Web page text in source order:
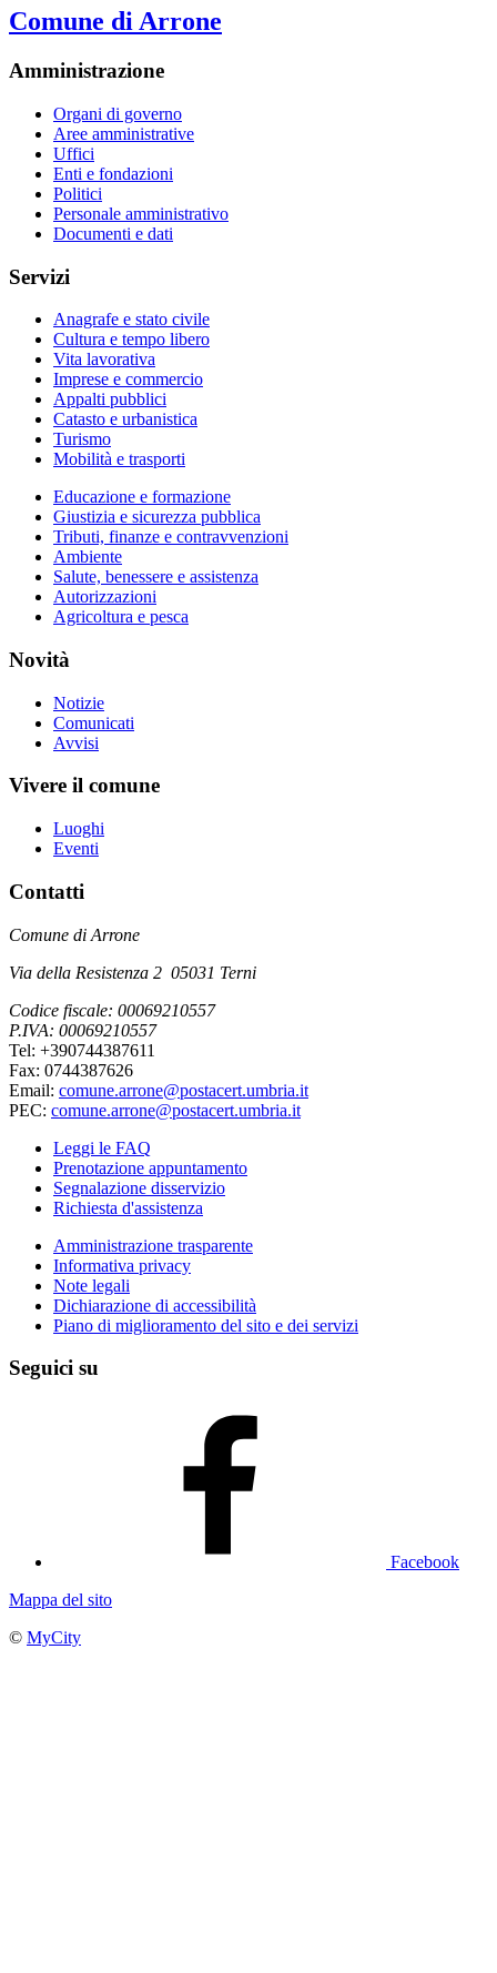
Comune di Arrone
Amministrazione
Organi di governo
Aree amministrative
Uffici
Enti e fondazioni
Politici
Personale amministrativo
Documenti e dati
Servizi
Anagrafe e stato civile
Cultura e tempo libero
Vita lavorativa
Imprese e commercio
Appalti pubblici
Catasto e urbanistica
Turismo
Mobilità e trasporti
Educazione e formazione
Giustizia e sicurezza pubblica
Tributi, finanze e contravvenzioni
Ambiente
Salute, benessere e assistenza
Autorizzazioni
Agricoltura e pesca
Novità
Notizie
Comunicati
Avvisi
Vivere il comune
Luoghi
Eventi
Contatti
Comune di Arrone
Via della Resistenza 2 05031 Terni
Codice fiscale: 00069210557
P.IVA: 00069210557
Tel: +390744387611
Fax: 0744387626
Email: comune.arrone@postacert.umbria.it
PEC: comune.arrone@postacert.umbria.it
Leggi le FAQ
Prenotazione appuntamento
Segnalazione disservizio
Richiesta d'assistenza
Amministrazione trasparente
Informativa privacy
Note legali
Dichiarazione di accessibilità
Piano di miglioramento del sito e dei servizi
Seguici su
Facebook
Mappa del sito
© MyCity